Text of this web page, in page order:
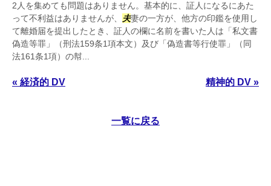
2人を集めても問題はありません。基本的に、証人になるにあた
って不利益はありませんが、
夫妻の一方が、他方の印鑑を使用し
て離婚届を提出したとき、証人の欄に名前を書いた人は「私文書
偽造等罪」（刑法159条1項本文）及び「偽造書等行使罪」（同
法161条1項）の幇...
« 経済的 DV 精神的 DV »
一覧に戻る